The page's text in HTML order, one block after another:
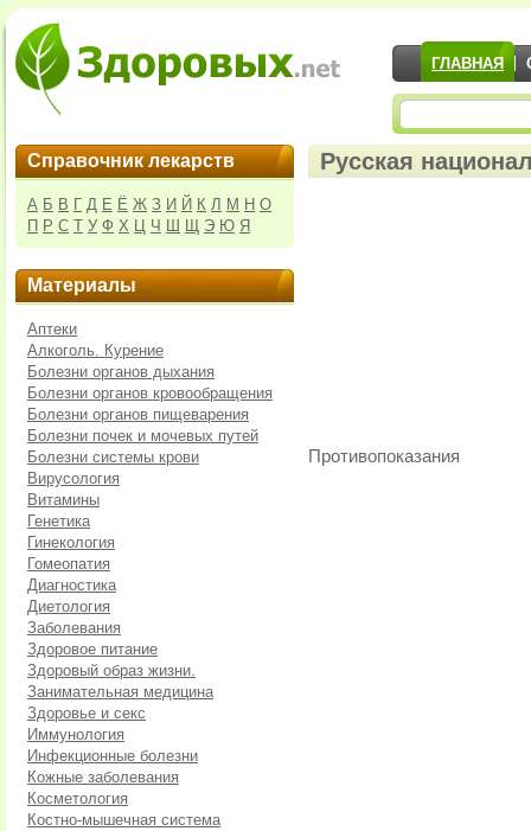
ГЛАВНАЯ
Справочник лекарств
А Б В Г Д Е Ё Ж З И Й К Л М Н О
П Р С Т У Ф Х Ц Ч Ш Щ Э Ю Я
Материалы
Аптеки
Алкоголь. Курение
Болезни органов дыхания
Болезни органов кровообращения
Болезни органов пищеварения
Болезни почек и мочевых путей
Болезни системы крови
Вирусология
Витамины
Генетика
Гинекология
Гомеопатия
Диагностика
Диетология
Заболевания
Здоровое питание
Здоровый образ жизни.
Занимательная медицина
Здоровье и секс
Иммунология
Инфекционные болезни
Кожные заболевания
Косметология
Костно-мышечная система
Русская
Противопоказания